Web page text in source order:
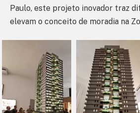
Paulo, este projeto inovador traz
elevam o conceito de moradia na